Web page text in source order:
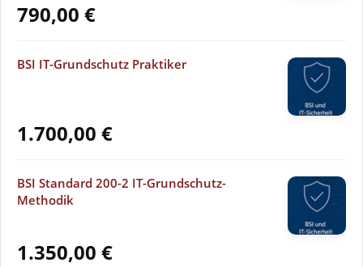
790,00 €
BSI IT-Grundschutz Praktiker
1.700,00 €
BSI Standard 200-2 IT-Grundschutz-
Methodik
1.350,00 €